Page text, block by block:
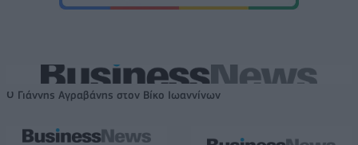
Ο Γιάννης Αγραβάνης στον Βίκο Ιωαννίνων